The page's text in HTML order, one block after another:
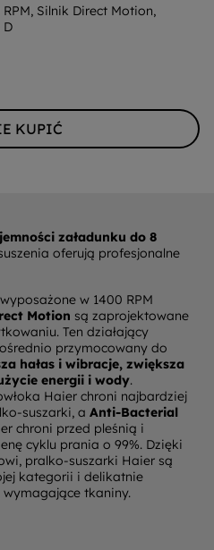
Silnik Direct Motion,
D
KUPIĆ
załadunku do 8
oferują profesjonalne
w 1400 RPM
Motion są zaprojektowane
Ten działający
przymocowany do
hałas i wibracje, zwiększa
energii i wody.
Haier chroni najbardziej
suszarki, a Anti-Bacterial
chroni przed pleśnią i
cyklu prania o 99%. Dzięki
pralko-suszarki Haier są
kategorii i delikatnie
wymagające tkaniny.